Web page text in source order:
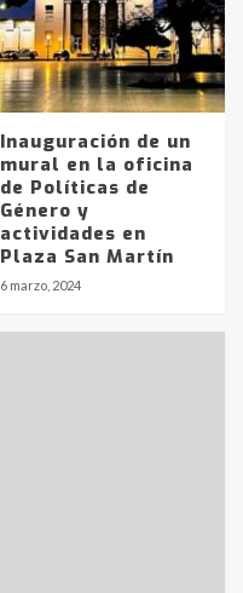
Inauguración de un
mural en la oficina
de Políticas de
Género y
actividades en
Plaza San Martín
6 marzo, 2024